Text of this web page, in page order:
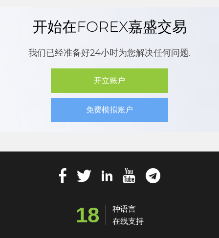
开始在FOREX嘉盛交易
我们已经准备好24小时为您解决任何问题.
开立账户
免费模拟账户
18
种语言
在线支持